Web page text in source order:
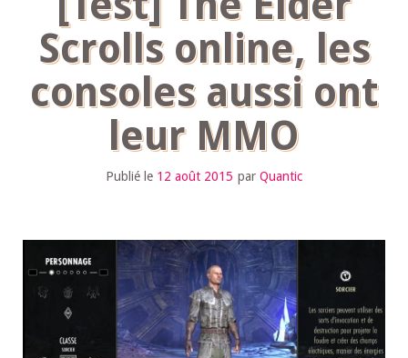
Scrolls online, les
consoles aussi ont
leur MMO
Publié le 12 août 2015 par Quantic